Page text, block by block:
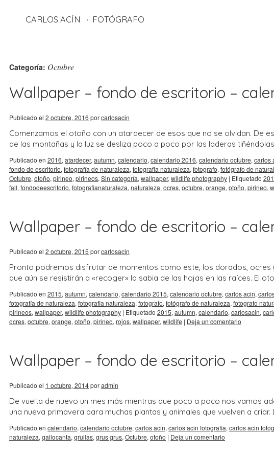
CARLOS ACÍN FOTÓGRAFO
Categoría: Octubre
Wallpaper – fondo de escritorio –
Publicado el 2 octubre, 2016 porcarlosacin
Comenzamos el otoño con un atardecer de esos que no se olvidan. De
de las montañas y la luz se desliza poco a poco por las laderas
Publicado en 2016, atardecer, autumn, calendario, calendario 2016, calendario octubre, carlos
fondo de escritorio, fotografía de naturaleza, fotografia naturaleza, fotografo, fotógrafo de
Octubre, otoño, pirineo, pirineos, Sin categoría, wallpaper, wildlife photography | Etiquetado
fall, fondodeescritorio, fotografianaturaleza, naturaleza, ocres, octubre, orange, otoño, pirineo,
Wallpaper – fondo de escritorio –
Publicado el 2 octubre, 2015 porcarlosacin
Pronto podremos disfrutar de momentos como este, los dorados,
que aún se resistirán a «recoger» la sabia de las hojas en las raíces. El
Publicado en 2015, autumn, calendario, calendario 2015, calendario octubre, carlos acin,
fotografía de naturaleza, fotografia naturaleza, fotografo, fotógrafo de naturaleza, fotografo
pirineos, wallpaper, wildlife photography | Etiquetado 2015, autumn, calendario, carlosacin,
ocres, octubre, orange, otoño, pirineo, rojos, wallpaper, wildlife | Deja un comentario
Wallpaper – fondo de escritorio –
Publicado el 1 octubre, 2014poradmin
De vuelta de nuevo un mes más mientras que poco a poco nos vamos
una nueva primavera para muchas plantas y animales que vuelven a
Publicado en calendario, calendario octubre, carlos acin, carlos acin fotografia, carlos acin
naturaleza, gallocanta, grullas, grus grus, Octubre, otoño | Deja un comentario